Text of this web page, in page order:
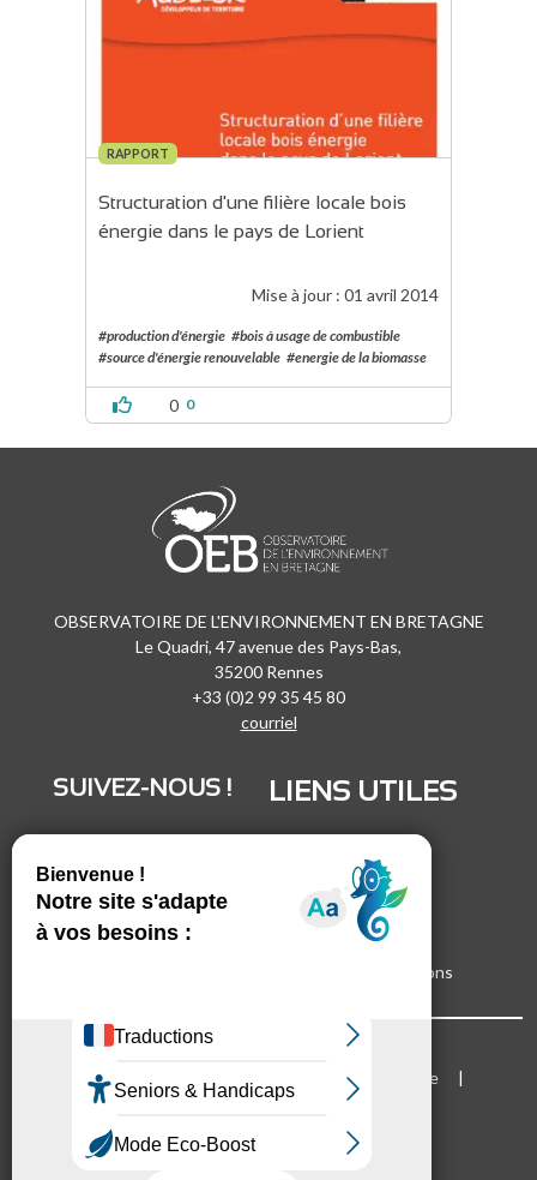
RAPPORT
Structuration d'une filière locale bois
énergie dans le pays de Lorient
Mise à jour : 01 avril 2014
#production d'énergie #bois à usage de combustible
#source d'énergie renouvelable #energie de la biomasse
0 0
OBSERVATOIRE DE L'ENVIRONNEMENT EN BRETAGNE
Le Quadri, 47 avenue des Pays-Bas,
35200 Rennes
+33 (0)2 99 35 45 80
courriel
SUIVEZ-NOUS !
Vimeo
Facebook
LIENS UTILES
Marchés publics
Espace presse
Inscrivez-vous à nos lettres d'informations
Mentions légales Plan du site